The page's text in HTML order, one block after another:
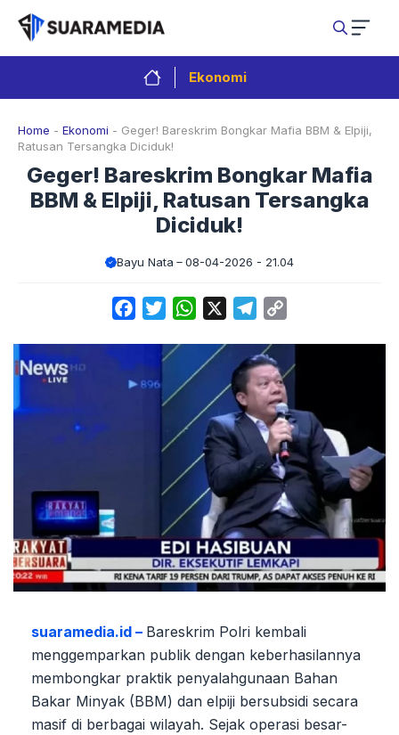
Langsung
isi
Ekonomi
Home - Ekonomi - Geger! Bareskrim Bongkar Mafia BBM & Elpiji,
Ratusan Tersangka Diciduk!
Geger! Bareskrim Bongkar Mafia
BBM & Elpiji, Ratusan Tersangka
Diciduk!
Bayu Nata 08-04-2026 - 21.04
FacebookTwitterWhatsApp Telegram
suaramedia.id – Bareskrim Polri kembali
menggemparkan publik dengan keberhasilannya
membongkar praktik penyalahgunaan Bahan
Bakar Minyak (BBM) dan elpiji bersubsidi secara
masif di berbagai wilayah. Sejak operasi besar-